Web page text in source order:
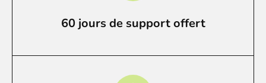
60 jours de support offert